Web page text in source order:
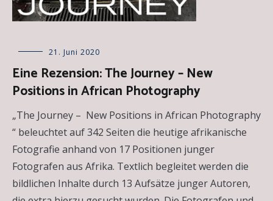
Allgemein ,
Kunstbücher
21. Juni 2020
Eine Rezension: The Journey – New
Positions in African Photography
„The Journey – New Positions in African Photography
“ beleuchtet auf 342 Seiten die heutige afrikanische
Fotografie anhand von 17 Positionen junger
Fotografen aus Afrika. Textlich begleitet werden die
bildlichen Inhalte durch 13 Aufsätze junger Autoren,